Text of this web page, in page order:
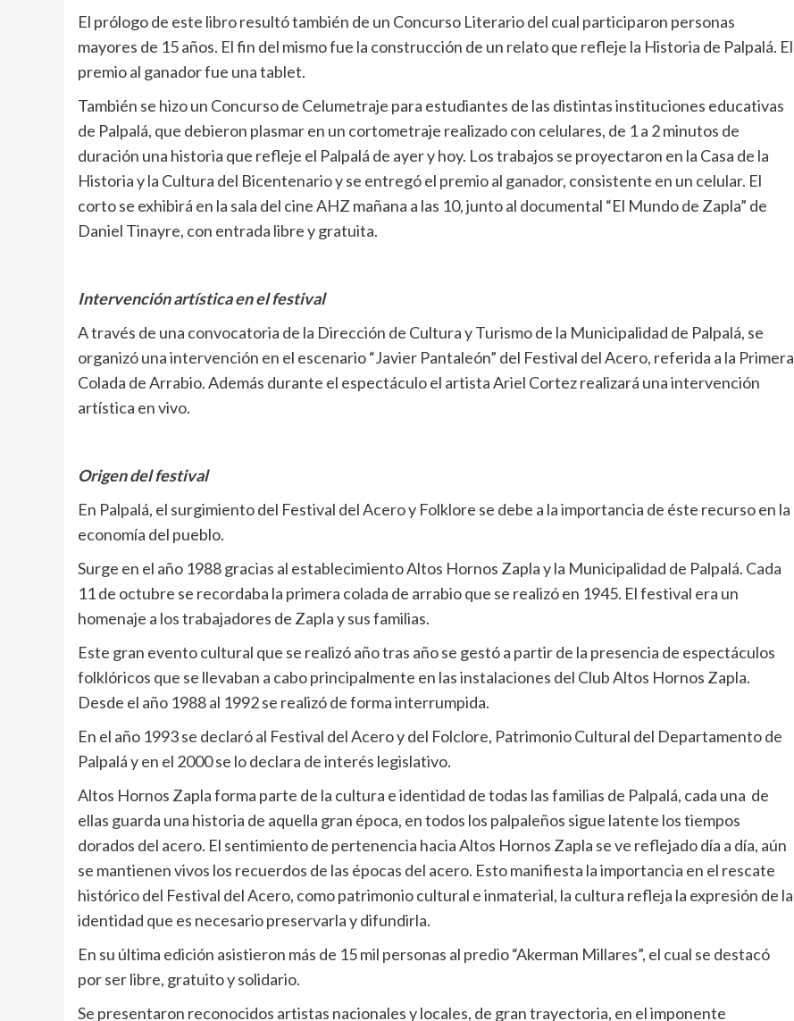
El prólogo de este libro resultó también de un Concurso Literario del cual participaron personas
mayores de 15 años. El fin del mismo fue la construcción de un relato que refleje la Historia de Palpalá. El
premio al ganador fue una tablet.
También se hizo un Concurso de Celumetraje para estudiantes de las distintas instituciones educativas
de Palpalá, que debieron plasmar en un cortometraje realizado con celulares, de 1 a 2 minutos de
duración una historia que refleje el Palpalá de ayer y hoy. Los trabajos se proyectaron en la Casa de la
Historia y la Cultura del Bicentenario y se entregó el premio al ganador, consistente en un celular. El
corto se exhibirá en la sala del cine AHZ mañana a las 10, junto al documental “El Mundo de Zapla” de
Daniel Tinayre, con entrada libre y gratuita.
Intervención artística en el festival
A través de una convocatoria de la Dirección de Cultura y Turismo de la Municipalidad de Palpalá, se
organizó una intervención en el escenario “Javier Pantaleón” del Festival del Acero, referida a la Primera
Colada de Arrabio. Además durante el espectáculo el artista Ariel Cortez realizará una intervención
artística en vivo.
Origen del festival
En Palpalá, el surgimiento del Festival del Acero y Folklore se debe a la importancia de éste recurso en la
economía del pueblo.
Surge en el año 1988 gracias al establecimiento Altos Hornos Zapla y la Municipalidad de Palpalá. Cada
11 de octubre se recordaba la primera colada de arrabio que se realizó en 1945. El festival era un
homenaje a los trabajadores de Zapla y sus familias.
Este gran evento cultural que se realizó año tras año se gestó a partir de la presencia de espectáculos
folklóricos que se llevaban a cabo principalmente en las instalaciones del Club Altos Hornos Zapla.
Desde el año 1988 al 1992 se realizó de forma interrumpida.
En el año 1993 se declaró al Festival del Acero y del Folclore, Patrimonio Cultural del Departamento de
Palpalá y en el 2000 se lo declara de interés legislativo.
Altos Hornos Zapla forma parte de la cultura e identidad de todas las familias de Palpalá, cada una de
ellas guarda una historia de aquella gran época, en todos los palpaleños sigue latente los tiempos
dorados del acero. El sentimiento de pertenencia hacia Altos Hornos Zapla se ve reflejado día a día, aún
se mantienen vivos los recuerdos de las épocas del acero. Esto manifiesta la importancia en el rescate
histórico del Festival del Acero, como patrimonio cultural e inmaterial, la cultura refleja la expresión de la
identidad que es necesario preservarla y difundirla.
En su última edición asistieron más de 15 mil personas al predio “Akerman Millares”, el cual se destacó
por ser libre, gratuito y solidario.
Se presentaron reconocidos artistas nacionales y locales, de gran trayectoria, en el imponente